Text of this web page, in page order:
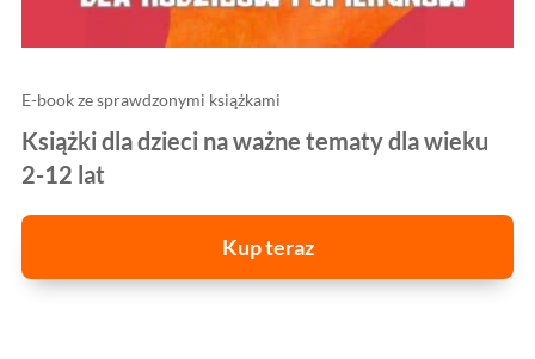
E-book ze sprawdzonymi książkami
Książki dla dzieci na ważne tematy dla wieku
2-12 lat
Kup teraz